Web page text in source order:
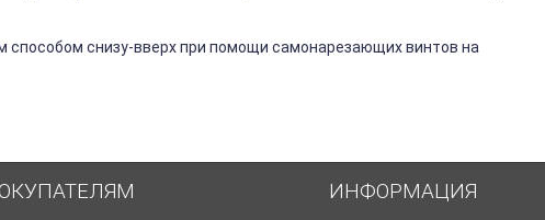
снизу-вверх при помощи самонарезающих винтов на
ИНФОРМАЦИЯ